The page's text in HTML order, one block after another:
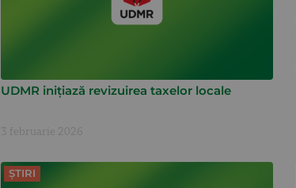
UDMR inițiază revizuirea taxelor locale
3 februarie 2026
ȘTIRI